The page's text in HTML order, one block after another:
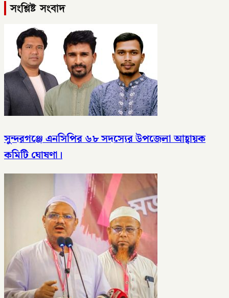
সংশ্লিষ্ট সংবাদ
সুন্দরগঞ্জে এনসিপির ৬৮ সদস্যের উপজেলা আহ্বায়ক
কমিটি ঘোষণা।